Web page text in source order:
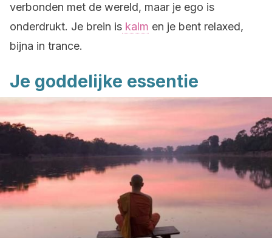
verbonden met de wereld, maar je ego is
onderdrukt. Je brein is kalm en je bent relaxed,
bijna in trance.
Je goddelijke essentie